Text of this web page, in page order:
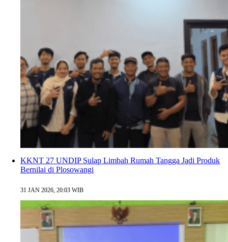
KKNT 27 UNDIP Sulap Limbah Rumah Tangga Jadi Produk
Bernilai di Plosowangi
31 JAN 2026, 20:03 WIB